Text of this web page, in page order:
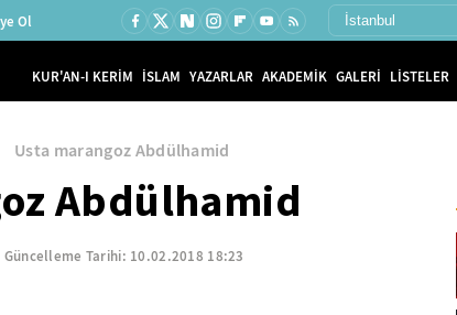
Ol
KUR'AN-I KERİM İSLAM YAZARLAR AKADEMİK GALERİ LİSTELER
Usta marangoz Abdülhamid
Abdülhamid
Güncelleme Tarihi: 10.02.2018 18:23